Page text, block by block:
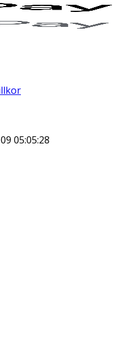
05:05:28